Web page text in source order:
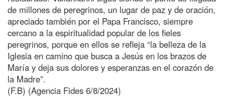
de millones de peregrinos, un lugar de paz y de oración,
apreciado también por el Papa Francisco, siempre
cercano a la espiritualidad popular de los fieles
peregrinos, porque en ellos se refleja “la belleza de la
Iglesia en camino que busca a Jesús en los brazos de
María y deja sus dolores y esperanzas en el corazón de
la Madre”.
(F.B) (Agencia Fides 6/8/2024)